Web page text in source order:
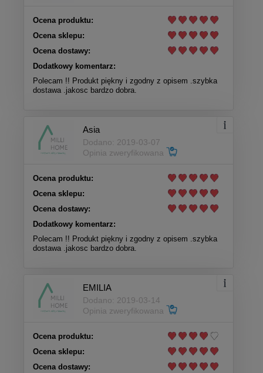
Ocena produktu:
Ocena sklepu:
Ocena dostawy:
Dodatkowy komentarz:
Polecam !! Produkt piękny i zgodny z opisem .szybka
dostawa .jakosc bardzo dobra.
Asia
Dodano: 2019-03-07
Opinia zweryfikowana
Ocena produktu:
Ocena sklepu:
Ocena dostawy:
Dodatkowy komentarz:
Polecam !! Produkt piękny i zgodny z opisem .szybka
dostawa .jakosc bardzo dobra.
EMILIA
Dodano: 2019-03-14
Opinia zweryfikowana
Ocena produktu:
Ocena sklepu:
Ocena dostawy: